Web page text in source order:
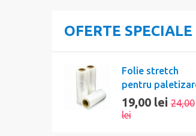
OFERTE SPECIALE
Folie stretch
pentru
19,00 lei24,00
lei